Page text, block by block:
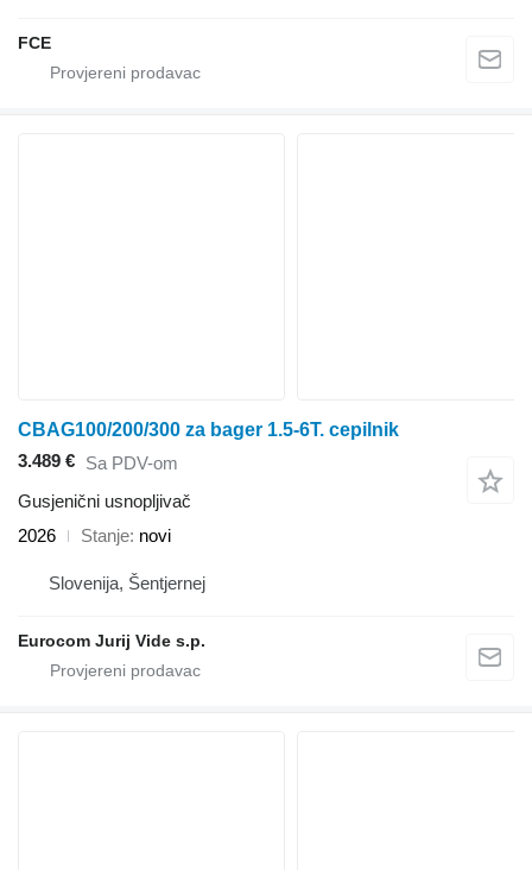
FCE
CBAG100/200/300 za bager 1.5-6T. cepilnik
3.489 € Sa PDV-om
Gusjenični usnopljivač
2026
Stanje novi
Slovenija, Šentjernej
Eurocom Jurij Vide s.p.